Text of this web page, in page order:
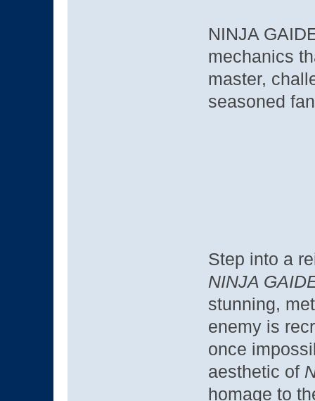
NINJA
mechanics
master,
seasoned
Step into a
NINJA
stunning,
enemy is
once
aesthetic of
homage to